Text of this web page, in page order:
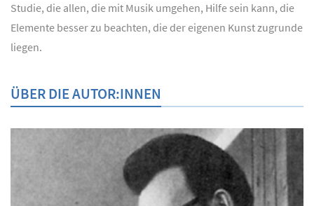
Studie, die allen, die mit Musik umgehen, Hilfe sein kann, die
Elemente besser zu beachten, die der eigenen Kunst zugrunde
liegen.
ÜBER DIE AUTOR:INNEN